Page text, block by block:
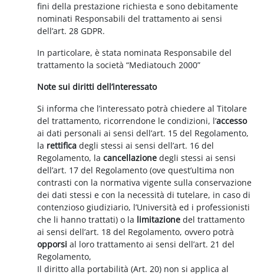
fini della prestazione richiesta e sono debitamente
nominati Responsabili del trattamento ai sensi
dell’art. 28 GDPR.
In particolare, è stata nominata Responsabile del
trattamento la società “Mediatouch 2000”
Note sui diritti dell’interessato
Si informa che l’interessato potrà chiedere al Titolare
del trattamento, ricorrendone le condizioni, l’accesso
ai dati personali ai sensi dell’art. 15 del Regolamento,
la rettificadegli stessi ai sensi dell’art. 16 del
Regolamento, lacancellazione degli stessi ai sensi
dell’art. 17 del Regolamento (ove quest’ultima non
contrasti con la normativa vigente sulla conservazione
dei dati stessi e con la necessità di tutelare, in caso di
contenzioso giudiziario, l’Università ed i professionisti
che li hanno trattati) o la limitazione del trattamento
ai sensi dell’art. 18 del Regolamento, ovvero potrà
opporsi al loro trattamento ai sensi dell’art. 21 del
Regolamento,
Il diritto alla portabilità (Art. 20) non si applica al